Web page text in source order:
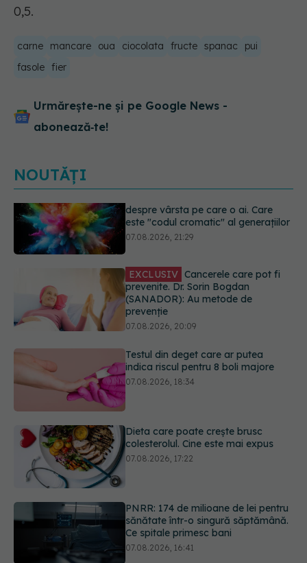
0,5.
carne mancare oua ciocolata fructe spanac
pui
fasole fier
Urmărește-ne și pe Google News -
abonează‑te!
NOUTĂȚI
EXCLUSIV Cancerele care pot fi
prevenite. Dr. Sorin Bogdan
07.08.2026, 20:09
Testul din deget care ar putea
indica riscul pentru 8 boli majore
07.08.2026, 18:34
Dieta care poate crește brusc
PNRR: 174 de milioane de lei pentru
Ce spune culoarea ta preferată
despre vârsta pe care o ai. Care